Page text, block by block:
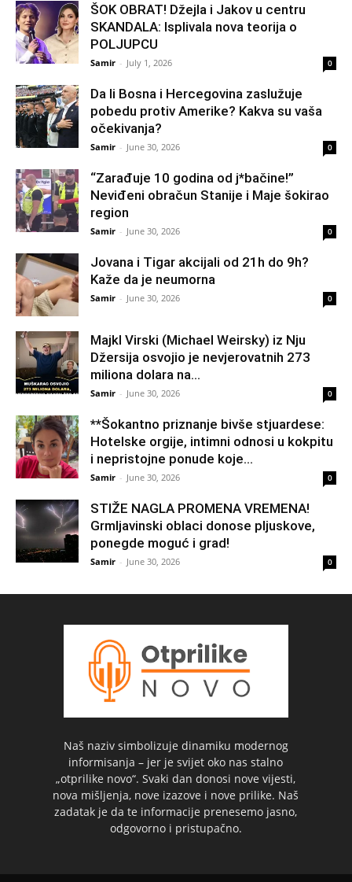
ŠOK OBRAT! Džejla i Jakov u centru
SKANDALA: Isplivala nova teorija o
POLJUPCU
Samir - July 1, 2026 0
Da li Bosna i Hercegovina zaslužuje
pobedu protiv Amerike? Kakva su vaša
očekivanja?
Samir - June 30, 2026 0
“Zarađuje 10 godina od j*bačine!”
Neviđeni obračun Stanije i Maje šokirao
region
Samir - June 30, 2026 0
Jovana i Tigar akcijali od 21h do 9h?
Kaže da je neumorna
Samir - June 30, 2026 0
Majkl Virski (Michael Weirsky) iz Nju
Džersija osvojio je nevjerovatnih 273
miliona dolara na...
Samir - June 30, 2026 0
**Šokantno priznanje bivše stjuardese:
Hotelske orgije, intimni odnosi u kokpitu
i nepristojne ponude koje...
Samir - June 30, 2026 0
STIŽE NAGLA PROMENA VREMENA!
Grmljavinski oblaci donose pljuskove,
ponegde moguć i grad!
Samir - June 30, 2026 0
Naš naziv simbolizuje dinamiku modernog
informisanja – jer je svijet oko nas stalno
„otprilike novo“. Svaki dan donosi nove vijesti,
nova mišljenja, nove izazove i nove prilike. Naš
zadatak je da te informacije prenesemo jasno,
odgovorno i pristupačno.